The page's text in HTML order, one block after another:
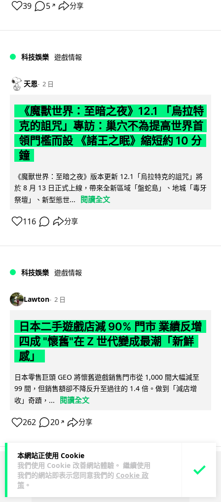
本網站正使用 Cookie
我們使用 Cookie 改善網站體驗。 繼續使用
我們的網站即表示您同意我們的 Cookie 政
策 。
39 5 ↗ 分享
科技娛樂 遊戲情報
天恩 2 日
《魔獸世界：至暗之夜》12.1 「烏拉特
克的詛咒」專訪：巢穴不為提高世界首
領門檻而設 《諸王之眠》縮短約 10 分
鐘
《魔獸世界：至暗之夜》版本更新 12.1「烏拉特克的詛咒」將
於 8 月 13 日正式上線，帶來全新區域「盤蛇島」、地城「毒牙
祭壇」、新型態世...
閱讀全文
116 分享
科技娛樂 遊戲情報
Lawton 2 日
日本二手遊戲店減 90% 門市 業績反增
四成 "懷舊"在 Z 世代變成最潮「新鮮
感」
日本零售巨頭 GEO 將懷舊遊戲銷售門市從 1,000 間大幅減至
99 間，但銷售額卻不降反升至過往的 1.4 倍。做到「減店增
收」奇蹟，...
閱讀全文
262 20 ↗ 分享
ADVERTISEMENT